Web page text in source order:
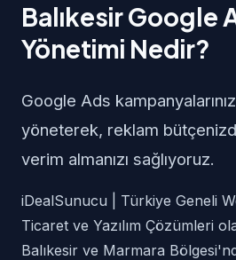
Balıkesir Google
Yönetimi Nedir?
Google Ads
yöneterek, reklam
verim almanızı sağlıyoruz.
iDealSunucu | Türkiye Geneli
Ticaret ve Yazılım Çözümleri
Balıkesir ve Marmara